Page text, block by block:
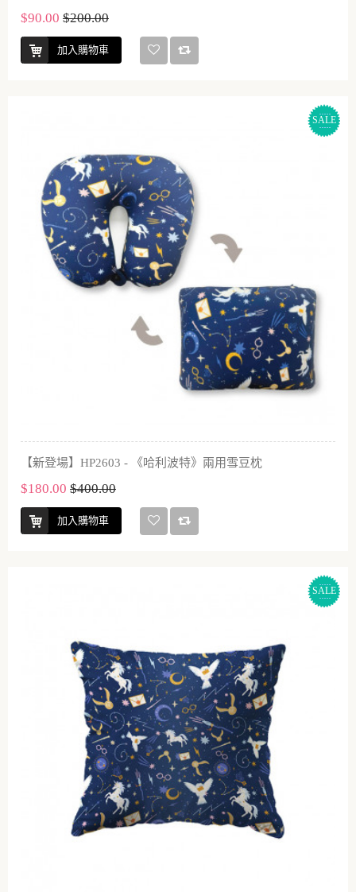
$90.00 $200.00
加入購物車
SALE
【新登場】HP2603 - 《哈利波特》兩用雪豆枕
$180.00 $400.00
加入購物車
SALE